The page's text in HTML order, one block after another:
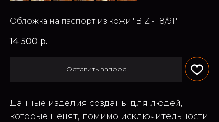
Обложка на паспорт из кожи "BIZ - 18/91"
14 500 р.
Оставить запрос
Данные изделия созданы для людей,
которые ценят, помимо исключительности